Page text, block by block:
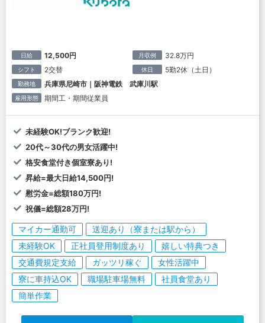
日給 12,500円 月収例 32.8万円
シフト 2交替 休日 5勤2休（土日）
勤務地 兵庫県尼崎市｜阪神電鉄 武庫川駅
雇用形態 期間工・期間従業員
未経験OK!ブランク歓迎!
20代～30代の男女活躍中!
格安食堂付き個室寮あり!
昇給=最大日給14,500円!
慰労金=総額180万円!
祝儀=総額28万円!
マイカー通勤可
送迎あり（寮または駅から）
未経験OK
正社員登用制度あり
嬉しい特典つき
交通費規定支給
ガッツリ稼ぐ
女性活躍中
寮に車持込OK
職場駐車場無料
社員食堂あり
簡単作業